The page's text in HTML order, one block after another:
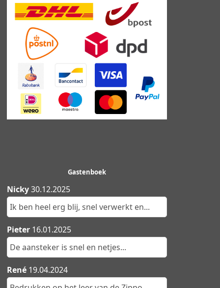
Gastenboek
Nicky30.12.2025
Ik ben heel erg blij, snel verwerkt en...
Pieter 16.01.2025
De aansteker is snel en netjes...
René 19.04.2024